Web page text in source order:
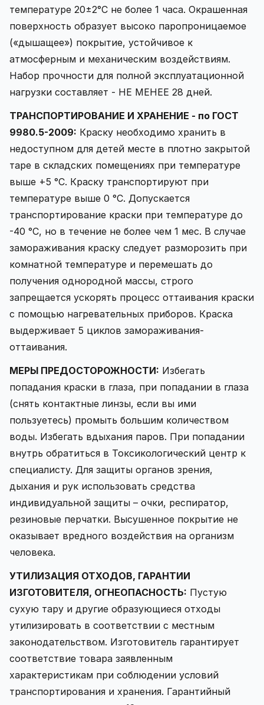
температуре 20±2°C не более 1 часа. Окрашенная
поверхность образует высоко паропроницаемое
(«дышащее») покрытие, устойчивое к
атмосферным и механическим воздействиям.
Набор прочности для полной эксплуатационной
нагрузки составляет - НЕ МЕНЕЕ 28 дней.
ТРАНСПОРТИРОВАНИЕ И ХРАНЕНИЕ - по ГОСТ
9980.5-2009: Краску необходимо хранить в
недоступном для детей месте в плотно закрытой
таре в складских помещениях при температуре
выше +5 °С. Краску транспортируют при
температуре выше 0 °С. Допускается
транспортирование краски при температуре до
-40 °С, но в течение не более чем 1 мес. В случае
замораживания краску следует разморозить при
комнатной температуре и перемешать до
получения однородной массы, строго
запрещается ускорять процесс оттаивания краски
с помощью нагревательных приборов. Краска
выдерживает 5 циклов замораживания-
оттаивания.
МЕРЫ ПРЕДОСТОРОЖНОСТИ: Избегать
попадания краски в глаза, при попадании в глаза
(снять контактные линзы, если вы ими
пользуетесь) промыть большим количеством
воды. Избегать вдыхания паров. При попадании
внутрь обратиться в Токсикологический центр к
специалисту. Для защиты органов зрения,
дыхания и рук использовать средства
индивидуальной защиты – очки, респиратор,
резиновые перчатки. Высушенное покрытие не
оказывает вредного воздействия на организм
человека.
УТИЛИЗАЦИЯ ОТХОДОВ, ГАРАНТИИ
ИЗГОТОВИТЕЛЯ, ОГНЕОПАСНОСТЬ: Пустую
сухую тару и другие образующиеся отходы
утилизировать в соответствии с местным
законодательством. Изготовитель гарантирует
соответствие товара заявленным
характеристикам при соблюдении условий
транспортирования и хранения. Гарантийный